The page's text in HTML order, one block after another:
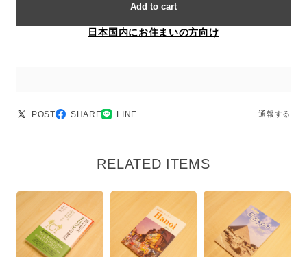
Add to cart
日本国内にお住まいの方向け
POST SHARE LINE 通報する
RELATED ITEMS